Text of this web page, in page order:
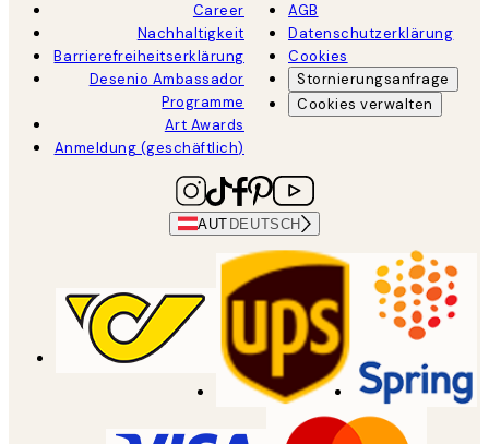
Career
Nachhaltigkeit
Barrierefreiheitserklärung
Desenio Ambassador
Programme
Art Awards
Anmeldung (geschäftlich)
AGB
Datenschutzerklärung
Cookies
Stornierungsanfrage
Cookies verwalten
AUT DEUTSCH